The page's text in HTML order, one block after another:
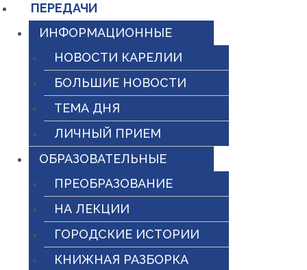
ПЕРЕДАЧИ
ИНФОРМАЦИОННЫЕ
НОВОСТИ КАРЕЛИИ
БОЛЬШИЕ НОВОСТИ
ТЕМА ДНЯ
ЛИЧНЫЙ ПРИЕМ
ОБРАЗОВАТЕЛЬНЫЕ
ПРЕОБРАЗОВАНИЕ
НА ЛЕКЦИИ
ГОРОДСКИЕ ИСТОРИИ
КНИЖНАЯ РАЗБОРКА